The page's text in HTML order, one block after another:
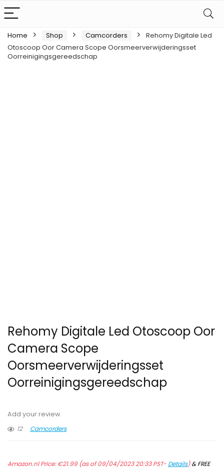
Home Shop Camcorders
Rehomy Digitale Led
Otoscoop Oor Camera Scope Oorsmeerverwijderingsset
Oorreinigingsgereedschap
Rehomy Digitale Led Otoscoop Oor
Camera Scope
Oorsmeerverwijderingsset
Oorreinigingsgereedschap
Add your review
12
Camcorders
Amazon.nl Price:€21.99(as of 09/04/2023 20:33 PST- Details)&FREE